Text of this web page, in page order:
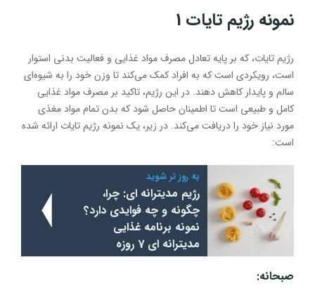
نمونه رژیم تایات 1
رژیم تایات، که بر پایه تعادل مصرف مواد غذایی و فعالیت بدنی استوار
است، رویکردی است که به افراد کمک می‌کند تا وزن خود را به شیوه‌ای
سالم و پایدار کاهش دهند. در این رژیم، تاکید بر مصرف مواد غذایی
کامل و طبیعی است تا اطمینان حاصل شود که بدن تمام مواد مغذی
مورد نیاز خود را دریافت می‌کند. در زیر، یک نمونه رژیم تایات ارائه شده
است:
به روز تر شوید
رژیم مدیترانه ای: چرا،
چگونه و چه فوایدی دارد؟
نمونه برنامه غذایی
مدیترانه ای 7 روزه
صبحانه: